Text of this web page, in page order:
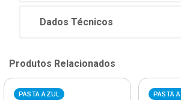
Dados Técnicos
Produtos Relacionados
PASTA AZUL PASTA